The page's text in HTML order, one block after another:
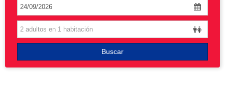
Grandes Viajes
Buscar